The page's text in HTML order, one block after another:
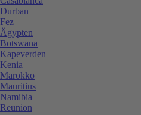
Durban
Fez
Ägypten
Botswana
Kapeverden
Kenia
Marokko
Mauritius
Namibia
Reunion